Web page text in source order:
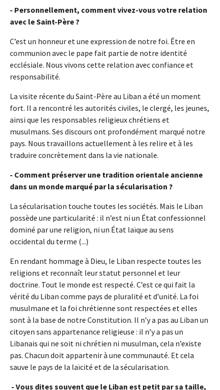
- Personnellement, comment vivez-vous votre relation
avec le Saint-Père ?
C’est un honneur et une expression de notre foi. Être en
communion avec le pape fait partie de notre identité
ecclésiale. Nous vivons cette relation avec confiance et
responsabilité.
La visite récente du Saint-Père au Liban a été un moment
fort. Il a rencontré les autorités civiles, le clergé, les jeunes,
ainsi que les responsables religieux chrétiens et
musulmans. Ses discours ont profondément marqué notre
pays. Nous travaillons actuellement à les relire et à les
traduire concrètement dans la vie nationale.
- Comment préserver une tradition orientale ancienne
dans un monde marqué par la sécularisation ?
La sécularisation touche toutes les sociétés. Mais le Liban
possède une particularité : il n’est ni un État confessionnel
dominé par une religion, ni un État laïque au sens
occidental du terme (...)
En rendant hommage à Dieu, le Liban respecte toutes les
religions et reconnaît leur statut personnel et leur
doctrine. Tout le monde est respecté. C’est ce qui fait la
vérité du Liban comme pays de pluralité et d’unité. La foi
musulmane et la foi chrétienne sont respectées et elles
sont à la base de notre Constitution. Il n’y a pas au Liban un
citoyen sans appartenance religieuse : il n’y a pas un
Libanais qui ne soit ni chrétien ni musulman, cela n’existe
pas. Chacun doit appartenir à une communauté. Et cela
sauve le pays de la laïcité et de la sécularisation.
- Vous dites souvent que le Liban est petit par sa taille,